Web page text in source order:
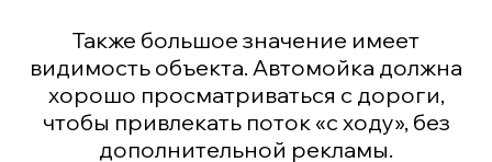
Также большое значение имеет
видимость объекта. Автомойка должна
хорошо просматриваться с дороги,
чтобы привлекать поток «с ходу», без
дополнительной рекламы.